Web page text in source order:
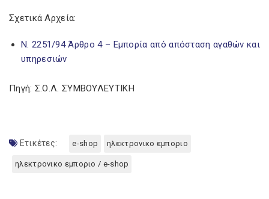
Σχετικά Αρχεία:
Ν. 2251/94 Άρθρο 4 – Εμπορία από απόσταση αγαθών και
υπηρεσιών
Πηγή: Σ.Ο.Λ. ΣΥΜΒΟΥΛΕΥΤΙΚΗ
Ετικέτες: e-shop ηλεκτρονικο εμποριο
ηλεκτρονικο εμποριο / e-shop